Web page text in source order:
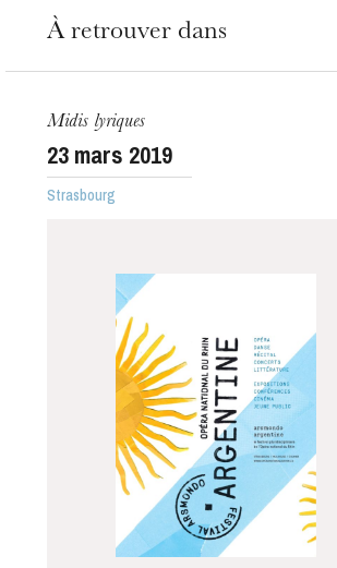
À retrouver dans
Midis lyriques
23 mars 2019
Strasbourg